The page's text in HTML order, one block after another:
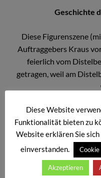
Geschichte
Diese Figurenszene
Auftraggebers Kraus
feierlich vom
getragen, weil am
Diese Website
Funktionalität bieten zu
Website erklären Sie
einverstanden.
Cookie
Akzeptieren